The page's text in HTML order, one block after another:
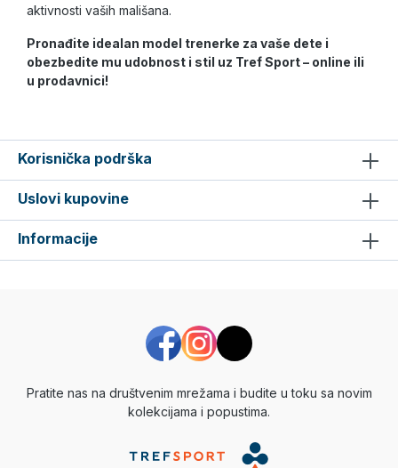
aktivnosti vaših mališana.
Pronađite idealan model trenerke za vaše dete i
obezbedite mu udobnost i stil uz Tref Sport – online ili
u prodavnici!
Korisnička podrška
Uslovi kupovine
Informacije
Pratite nas na društvenim mrežama i budite u toku sa novim
kolekcijama i popustima.